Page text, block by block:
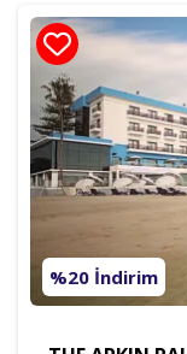
%20 İndirim